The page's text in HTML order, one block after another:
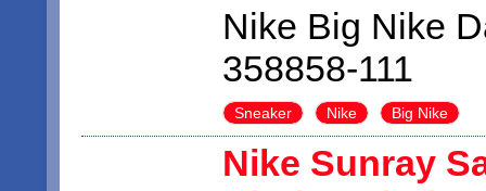
Nike Big Nike
358858-111
Sneaker Nike Big Nike
Nike Sunray